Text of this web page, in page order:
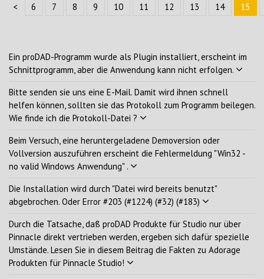
< 6 7 8 9 10 11 12 13 14 15
Ein proDAD-Programm wurde als Plugin installiert, erscheint im
Schnittprogramm, aber die Anwendung kann nicht erfolgen.
Bitte senden sie uns eine E-Mail. Damit wird ihnen schnell
helfen können, sollten sie das Protokoll zum Programm beilegen.
Wie finde ich die Protokoll-Datei ?
Beim Versuch, eine heruntergeladene Demoversion oder
Vollversion auszuführen erscheint die Fehlermeldung "Win32 -
no valid Windows Anwendung" .
Die Installation wird durch "Datei wird bereits benutzt"
abgebrochen. Oder Error #203 (#1224) (#32) (#183)
Durch die Tatsache, daß proDAD Produkte für Studio nur über
Pinnacle direkt vertrieben werden, ergeben sich dafür spezielle
Umstände. Lesen Sie in diesem Beitrag die Fakten zu Adorage
Produkten für Pinnacle Studio!